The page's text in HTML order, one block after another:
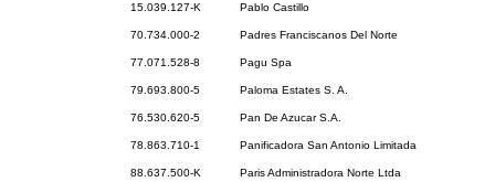
15.039.127-K Pablo Castillo
70.734.000-2 Padres Franciscanos Del Norte
77.071.528-8 Pagu Spa
79.693.800-5 Paloma Estates S. A.
76.530.620-5 Pan De Azucar S.A.
78.863.710-1 Panificadora San Antonio Limitada
88.637.500-K Paris Administradora Norte Ltda